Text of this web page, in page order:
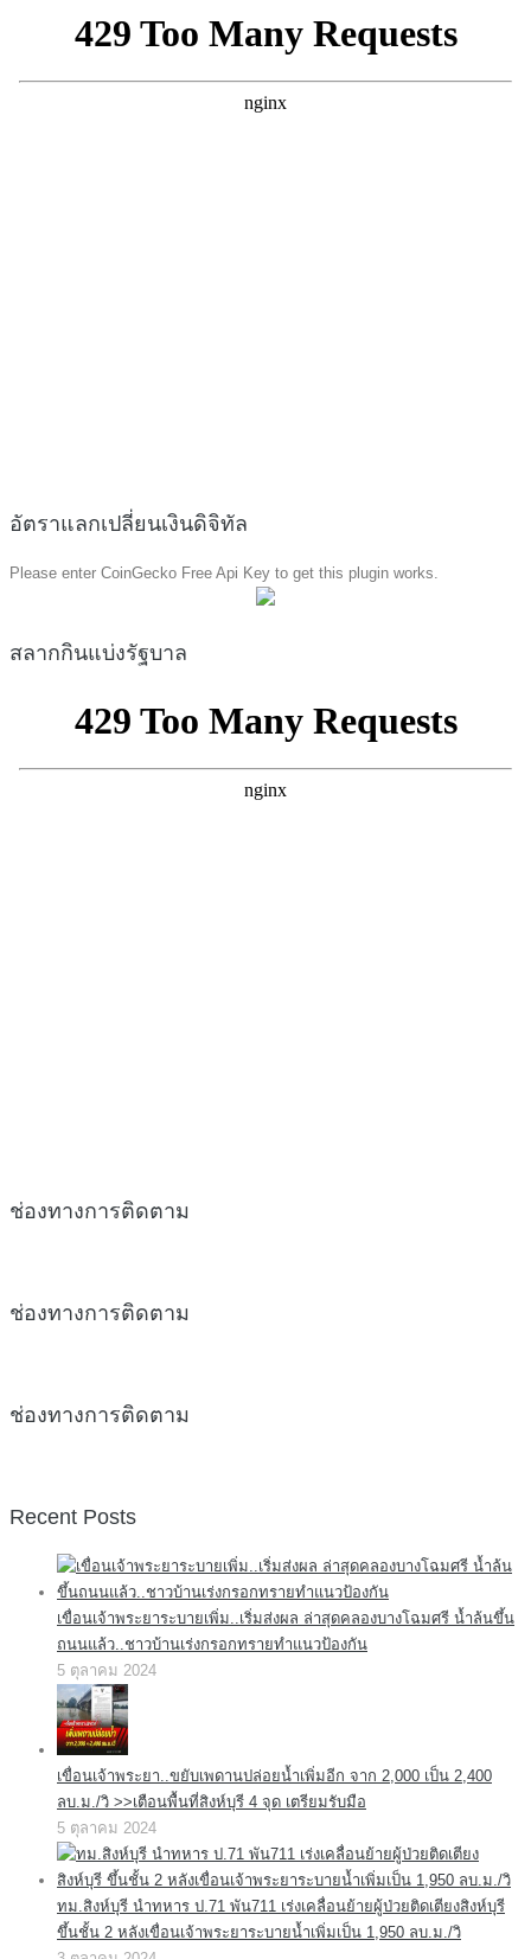
อัตราแลกเปลี่ยนเงินดิจิทัล
Please enter CoinGecko Free Api Key to get this plugin works.
สลากกินแบ่งรัฐบาล
ช่องทางการติดตาม
ช่องทางการติดตาม
ช่องทางการติดตาม
Recent Posts
เขื่อนเจ้าพระยาระบายเพิ่ม..เริ่มส่งผล ล่าสุดคลองบางโฉมศรี น้ำล้นขึ้น
ถนนแล้ว..ชาวบ้านเร่งกรอกทรายทำแนวป้องกัน
5 ตุลาคม 2024
เขื่อนเจ้าพระยา..ขยับเพดานปล่อยน้ำเพิ่มอีก จาก 2,000 เป็น 2,400
ลบ.ม./วิ >>เตือนพื้นที่สิงห์บุรี 4 จุด เตรียมรับมือ
5 ตุลาคม 2024
ทม.สิงห์บุรี นำทหาร ป.71 พัน711 เร่งเคลื่อนย้ายผู้ป่วยติดเตียงสิงห์บุรี
ขึ้นชั้น 2 หลังเขื่อนเจ้าพระยาระบายน้ำเพิ่มเป็น 1,950 ลบ.ม./วิ